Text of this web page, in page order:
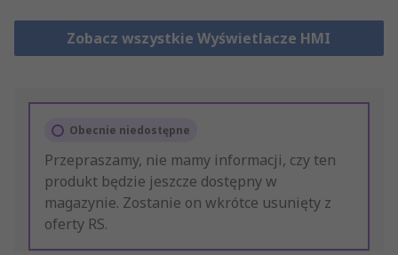
Zobacz wszystkie Wyświetlacze HMI
Obecnie niedostępne
Przepraszamy, nie mamy informacji, czy ten
produkt będzie jeszcze dostępny w
magazynie. Zostanie on wkrótce usunięty z
oferty RS.